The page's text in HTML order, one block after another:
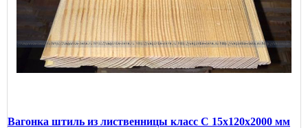
Вагонка штиль из лиственницы класс С 15x120x2000 мм